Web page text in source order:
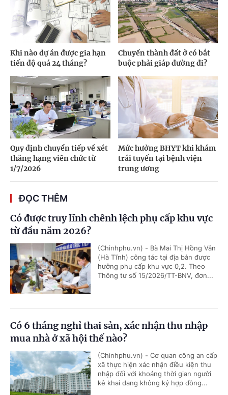
Khi nào dự án được gia hạn
tiến độ quá 24 tháng?
Chuyển thành đất ở có bắt
buộc phải giáp đường đi?
Quy định chuyển tiếp về xét
thăng hạng viên chức từ
1/7/2026
Mức hưởng BHYT khi khám
trái tuyến tại bệnh viện
trung ương
ĐỌC THÊM
Có được truy lĩnh chênh lệch phụ cấp khu vực
từ đầu năm 2026?
(Chinhphu.vn) - Bà Mai Thị Hồng Vân
(Hà Tĩnh) công tác tại địa bàn được
hưởng phụ cấp khu vực 0,2. Theo
Thông tư số 15/2026/TT-BNV, đơn...
Có 6 tháng nghỉ thai sản, xác nhận thu nhập
mua nhà ở xã hội thế nào?
(Chinhphu.vn) - Cơ quan công an cấp
xã thực hiện xác nhận điều kiện thu
nhập đối với khoảng thời gian người
kê khai đang không ký hợp đồng...